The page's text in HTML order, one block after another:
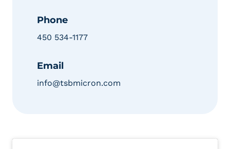
Phone
450 534-1177
Email
info@tsbmicron.com